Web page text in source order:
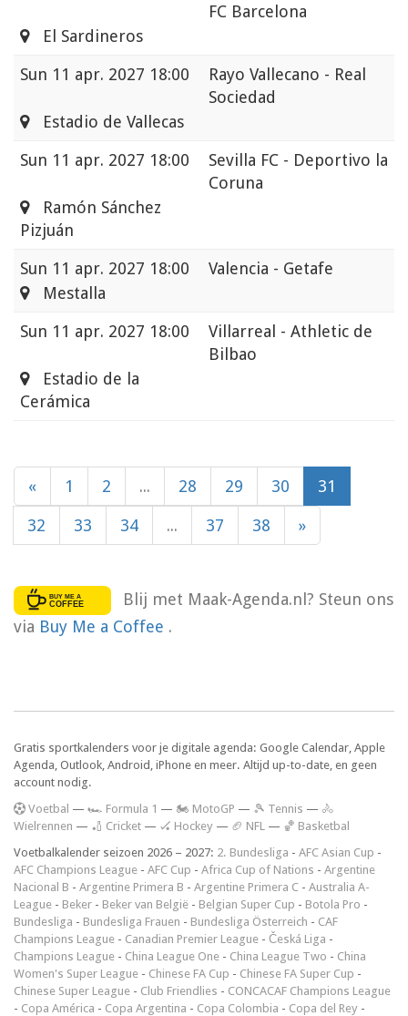
FC Barcelona
El Sardineros
Sun 11 apr. 2027 18:00
Rayo Vallecano - Real
Sociedad
Estadio de Vallecas
Sun 11 apr. 2027 18:00
Sevilla FC - Deportivo la
Coruna
Ramón Sánchez
Pizjuán
Sun 11 apr. 2027 18:00
Valencia - Getafe
Mestalla
Sun 11 apr. 2027 18:00
Villarreal - Athletic de
Bilbao
Estadio de la
Cerámica
« 1 2 ... 28 29 30 31
32 33 34 ... 37 38 »
Blij met Maak-Agenda.nl? Steun ons
via Buy Me a Coffee .
Gratis sportkalenders voor je digitale agenda: Google Calendar, Apple
Agenda, Outlook, Android, iPhone en meer. Altijd up-to-date, en geen
account nodig.
Voetbal — 🏎️ Formula 1 — 🏍 MotoGP — 🎾 Tennis — 🚴
Wielrennen — 🏏 Cricket — 🏑 Hockey — 🏈 NFL — 🏀 Basketbal
Voetbalkalender seizoen 2026 – 2027: 2. Bundesliga - AFC Asian Cup -
AFC Champions League - AFC Cup - Africa Cup of Nations - Argentine
Nacional B - Argentine Primera B - Argentine Primera C - Australia A-
League - Beker - Beker van België - Belgian Super Cup - Botola Pro -
Bundesliga - Bundesliga Frauen - Bundesliga Österreich - CAF
Champions League - Canadian Premier League - Česká Liga -
Champions League - China League One - China League Two - China
Women's Super League - Chinese FA Cup - Chinese FA Super Cup -
Chinese Super League - Club Friendlies - CONCACAF Champions League
- Copa América - Copa Argentina - Copa Colombia - Copa del Rey -